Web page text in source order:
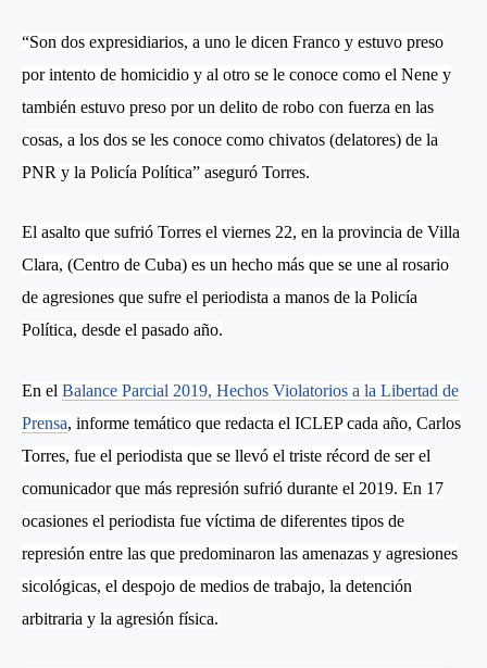
“Son dos expresidiarios, a uno le dicen Franco y estuvo preso
por intento de homicidio y al otro se le conoce como el Nene y
también estuvo preso por un delito de robo con fuerza en las
cosas, a los dos se les conoce como chivatos (delatores) de la
PNR y la Policía Política” aseguró Torres.
El asalto que sufrió Torres el viernes 22, en la provincia de Villa
Clara, (Centro de Cuba) es un hecho más que se une al rosario
de agresiones que sufre el periodista a manos de la Policía
Política, desde el pasado año.
En el Balance Parcial 2019, Hechos Violatorios a la Libertad de
Prensa, informe temático que redacta el ICLEP cada año, Carlos
Torres, fue el periodista que se llevó el triste récord de ser el
comunicador que más represión sufrió durante el 2019. En 17
ocasiones el periodista fue víctima de diferentes tipos de
represión entre las que predominaron las amenazas y agresiones
sicológicas, el despojo de medios de trabajo, la detención
arbitraria y la agresión física.